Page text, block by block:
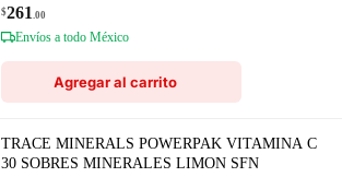
$261.00
Envíos a todo México
Agregar al carrito
TRACE MINERALS POWERPAK VITAMINA C
30 SOBRES MINERALES LIMON SFN